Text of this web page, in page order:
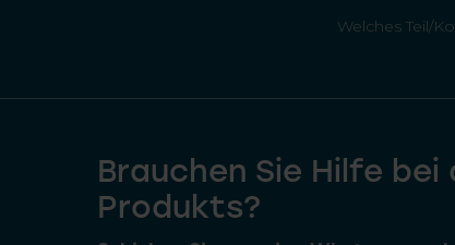
Welches Teil/
Brauchen Sie Hilfe
Produkts?